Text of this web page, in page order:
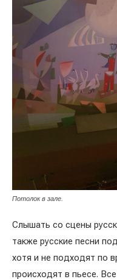
Потолок в зале.
Слышать со сцены
также русские песни
хотя и не подходят по
происходят в пьесе.